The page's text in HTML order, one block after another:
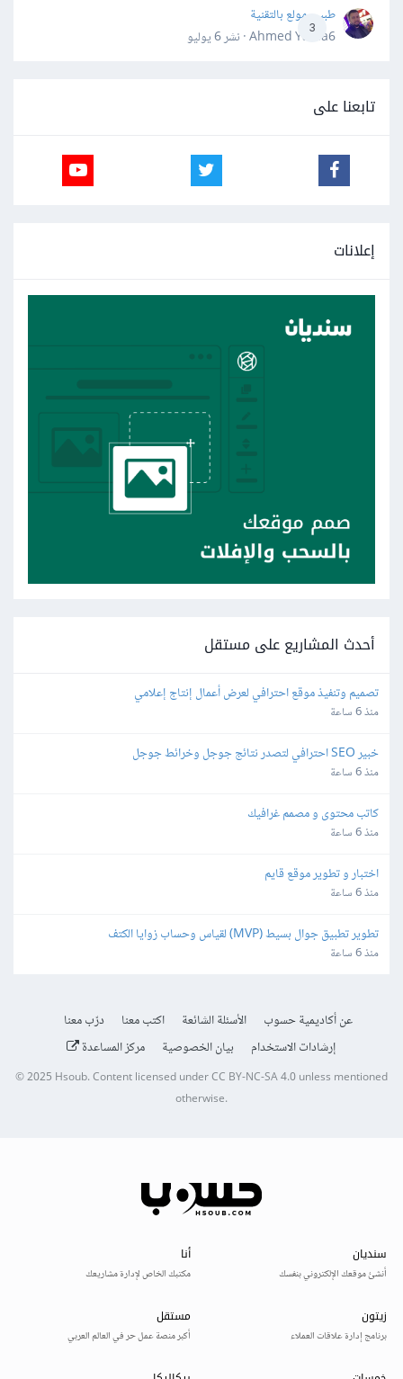
3
طبيب مولع بالتقنية
Ahmed Yahia6 · نشر
6 يوليو
تابعنا على
إعلانات
أحدث المشاريع على مستقل
تصميم وتنفيذ موقع احترافي لعرض أعمال إنتاج إعلامي
منذ 6 ساعة
خبير SEO احترافي لتصدر نتائج جوجل وخرائط جوجل
منذ 6 ساعة
كاتب محتوى و مصمم غرافيك
منذ 6 ساعة
اختبار و تطوير موقع قايم
منذ 6 ساعة
تطوير تطبيق جوال بسيط (MVP) لقياس وحساب زوايا الكتف
منذ 6 ساعة
عن أكاديمية حسوب الأسئلة الشائعة اكتب معنا
درّب معنا
إرشادات الاستخدام
بيان الخصوصية مركز المساعدة
© 2025 Hsoub.Content licensed underCC BY-NC-SA 4.0unless mentioned
otherwise.